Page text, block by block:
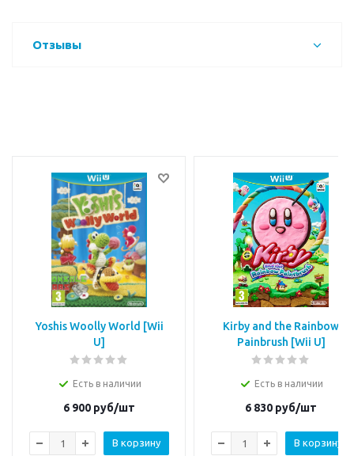
Отзывы
Yoshis Woolly World [Wii
U]
Есть в наличии
6 900 руб/шт
В корзину
Kirby and the Rainbow
Painbrush [Wii U]
Есть в наличии
6 830 руб/шт
В корзину